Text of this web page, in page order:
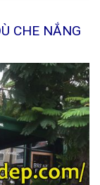
CHE NẮNG